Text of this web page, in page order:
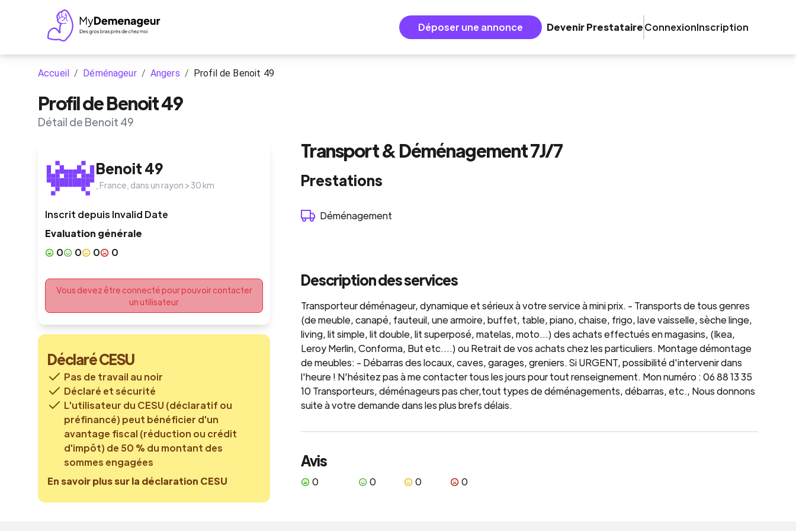
Déposer une annonce Devenir PrestataireConnexionInscription
Accueil / Déménageur / Angers / Profil de Benoit 49
Profil de Benoit 49
Détail de Benoit 49
Benoit 49
France , dans un rayon > 30 km
Inscrit depuis Invalid Date
Evaluation générale
0
0 0 0
Vous devez être connecté pour pouvoir contacter
un utilisateur
Déclaré CESU
Pas de travail au noir
Déclaré et sécurité
L'utilisateur du CESU (déclaratif ou
préfinancé) peut bénéficier d'un
avantage fiscal (réduction ou crédit
d'impôt) de 50 % du montant des
sommes engagées
En savoir plus sur la déclaration CESU
Transport & Déménagement 7J/7
Prestations
Déménagement
Description des services
Transporteur déménageur, dynamique et sérieux à votre service à mini prix. - Transports de tous genres
(de meuble, canapé, fauteuil, une armoire, buffet, table, piano, chaise, frigo, lave vaisselle, sèche linge,
living, lit simple, lit double, lit superposé, matelas, moto...) des achats effectués en magasins, (Ikea,
Leroy Merlin, Conforma, But etc....) ou Retrait de vos achats chez les particuliers. Montage démontage
de meubles: - Débarras des locaux, caves, garages, greniers. Si URGENT, possibilité d'intervenir dans
l'heure ! N'hésitez pas à me contacter tous les jours pour tout renseignement. Mon numéro : 06 88 13 35
10 Transporteurs, déménageurs pas cher,tout types de déménagements, débarras, etc., Nous donnons
suite à votre demande dans les plus brefs délais.
Avis
0 0 0 0